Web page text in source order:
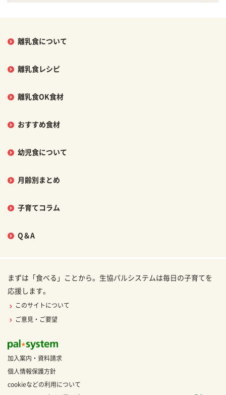
離乳食について
離乳食レシピ
離乳食OK食材
おすすめ食材
幼児食について
月齢別まとめ
子育てコラム
Q＆A
まずは「食べる」ことから。生協パルシステムは毎日の子育てを
応援します。
このサイトについて
ご意見・ご要望
加入案内・資料請求
個人情報保護方針
cookieなどの利用について